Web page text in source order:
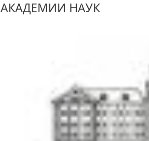
АКАДЕМИИ НАУК